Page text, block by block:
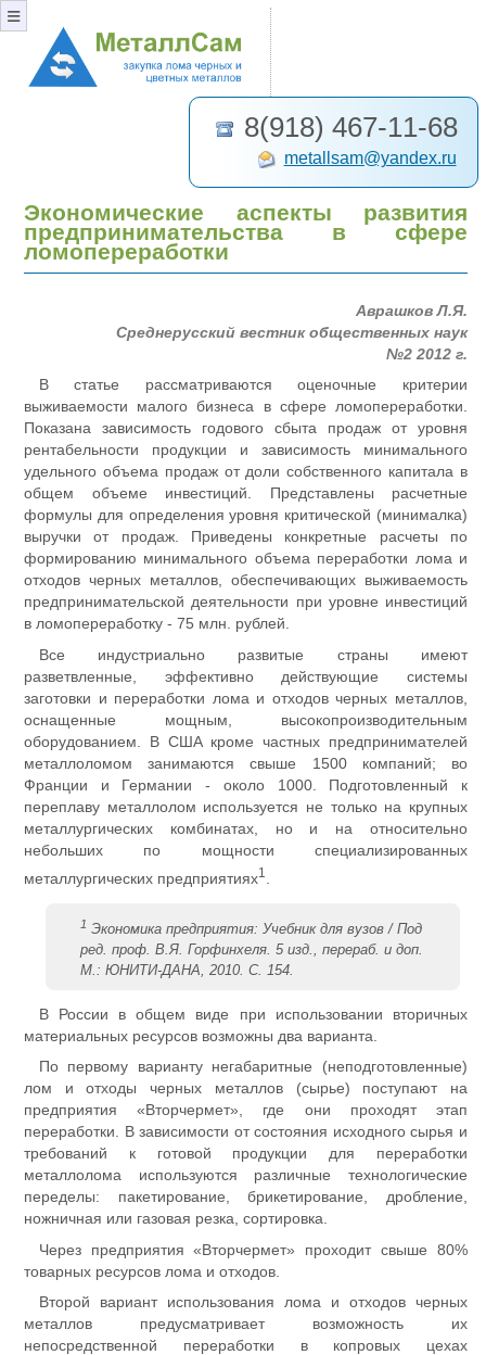
8(918) 467-11-68
metallsam@yandex.ru
≡
Экономические аспекты развития
предпринимательства в сфере
ломопереработки
Аврашков Л.Я.
Среднерусский вестник общественных наук
№2 2012 г.
В статье рассматриваются оценочные критерии
выживаемости малого бизнеса в сфере ломопереработки.
Показана зависимость годового сбыта продаж от уровня
рентабельности продукции и зависимость минимального
удельного объема продаж от доли собственного капитала в
общем объеме инвестиций. Представлены расчетные
формулы для определения уровня критической (минималка)
выручки от продаж. Приведены конкретные расчеты по
формированию минимального объема переработки лома и
отходов черных металлов, обеспечивающих выживаемость
предпринимательской деятельности при уровне инвестиций
в ломопереработку - 75 млн. рублей.
Все индустриально развитые страны имеют
разветвленные, эффективно действующие системы
заготовки и переработки лома и отходов черных металлов,
оснащенные мощным, высокопроизводительным
оборудованием. В США кроме частных предпринимателей
металлоломом занимаются свыше 1500 компаний; во
Франции и Германии - около 1000. Подготовленный к
переплаву металлолом используется не только на крупных
металлургических комбинатах, но и на относительно
небольших по мощности специализированных
металлургических предприятиях1
1 Экономика предприятия: Учебник для вузов / Под
ред. проф. В.Я. Горфинхеля. 5 изд., перераб. и доп.
М.: ЮНИТИ-ДАНА, 2010. С. 154.
В России в общем виде при использовании вторичных
материальных ресурсов возможны два варианта.
По первому варианту негабаритные (неподготовленные)
лом и отходы черных металлов (сырье) поступают на
предприятия «Вторчермет», где они проходят этап
переработки. В зависимости от состояния исходного сырья и
требований к готовой продукции для переработки
металлолома используются различные технологические
переделы: пакетирование, брикетирование, дробление,
ножничная или газовая резка, сортировка.
Через предприятия «Вторчермет» проходит свыше 80%
товарных ресурсов лома и отходов.
Второй вариант использования лома и отходов черных
металлов предусматривает возможность их
непосредственной переработки в копровых цехах